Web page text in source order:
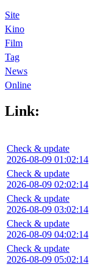
Site
Kino
Film
Tag
News
Online
Link:
Check & update
2026-08-09 01:02:14
Check & update
2026-08-09 02:02:14
Check & update
2026-08-09 03:02:14
Check & update
2026-08-09 04:02:14
Check & update
2026-08-09 05:02:14